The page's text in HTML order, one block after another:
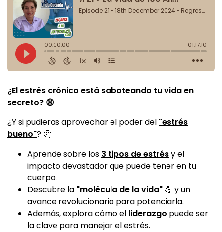
¿El estrés crónico está saboteando tu vida en
secreto? 😩
¿Y si pudieras aprovechar el poder del "estrés
bueno"? 🤔
Aprende sobre los 3 tipos de estrésy el
impacto devastador que puede tener en tu
cuerpo.
Descubre la "molécula de la vida" 💪 y un
avance revolucionario para potenciarla.
Además, explora cómo el liderazgo puede ser
la clave para manejar el estrés.